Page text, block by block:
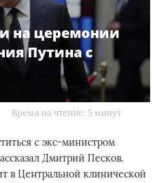
на церемонии
Путина с
Время на чтение: 5 минут
с экс-министром
Дмитрий Песков.
в Центральной клинической